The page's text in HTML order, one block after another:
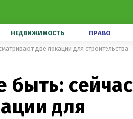
НЕДВИЖИМОСТЬ ПРАВО
две локации для строительства
быть: сейчас
для